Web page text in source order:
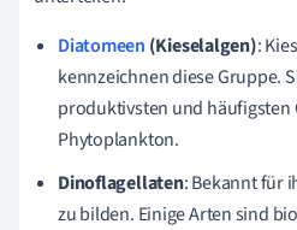
Diatomeen (Kieselalgen):
kennzeichnen diese Gruppe.
produktivsten und häufigsten
Phytoplankton.
Dinoflagellaten: Bekannt für
zu bilden. Einige Arten sind